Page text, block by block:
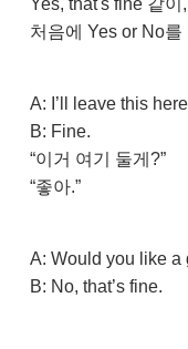
처음에 Yes or No
A: I’ll leave this
B: Fine.
“이거 여기 둘게?”
“좋아.”
A: Would you like a
B: No, that’s fine.